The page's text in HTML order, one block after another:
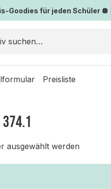
Goodies für jeden Schüler
Preisliste
374.1
ausgewählt werden